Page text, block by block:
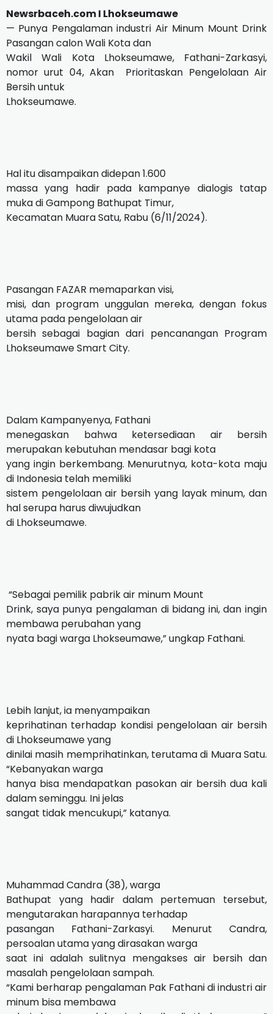
Newsrbaceh.com I Lhokseumawe
— Punya Pengalaman industri Air Minum Mount Drink
Pasangan calon Wali Kota dan
Wakil Wali Kota Lhokseumawe, Fathani-Zarkasyi,
nomor urut 04, Akan
Prioritaskan Pengelolaan Air
Bersih untuk
Lhokseumawe.
Hal itu disampaikan didepan 1.600
massa yang hadir pada kampanye dialogis tatap
muka di Gampong Bathupat Timur,
Kecamatan Muara Satu, Rabu (6/11/2024).
Pasangan FAZAR memaparkan visi,
misi, dan program unggulan mereka, dengan fokus
utama pada pengelolaan air
bersih sebagai bagian dari pencanangan Program
Lhokseumawe Smart City.
Dalam Kampanyenya, Fathani
menegaskan bahwa ketersediaan air bersih
merupakan kebutuhan mendasar bagi kota
yang ingin berkembang. Menurutnya, kota-kota maju
di Indonesia telah memiliki
sistem pengelolaan air bersih yang layak minum, dan
hal serupa harus diwujudkan
di Lhokseumawe.
“Sebagai pemilik pabrik air minum Mount
Drink, saya punya pengalaman di bidang ini, dan ingin
membawa perubahan yang
nyata bagi warga Lhokseumawe,” ungkap Fathani.
Lebih lanjut, ia menyampaikan
keprihatinan terhadap kondisi pengelolaan air bersih
di Lhokseumawe yang
dinilai masih memprihatinkan, terutama di Muara Satu.
“Kebanyakan warga
hanya bisa mendapatkan pasokan air bersih dua kali
dalam seminggu. Ini jelas
sangat tidak mencukupi,” katanya.
Muhammad Candra (38), warga
Bathupat yang hadir dalam pertemuan tersebut,
mengutarakan harapannya terhadap
pasangan Fathani-Zarkasyi. Menurut Candra,
persoalan utama yang dirasakan warga
saat ini adalah sulitnya mengakses air bersih dan
masalah pengelolaan sampah.
“Kami berharap pengalaman Pak Fathani di industri air
minum bisa membawa